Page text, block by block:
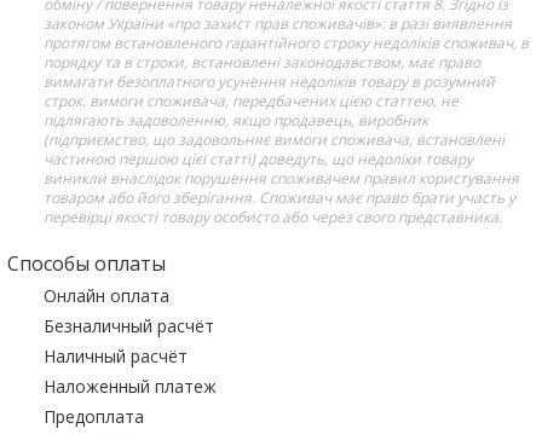
обміну / повернення товару неналежної якості стаття 8. Згідно із
законом України «про захист прав споживачів»: в разі виявлення
протягом встановленого гарантійного строку недоліків споживач, в
порядку та в строки, встановлені законодавством, має право
вимагати безоплатного усунення недоліків товару в розумний
строк. вимоги споживача, передбачених цією статтею, не
підлягають задоволенню, якщо продавець, виробник
(підприємство, що задовольняє вимоги споживача, встановлені
частиною першою цієї статті) доведуть, що недоліки товару
виникли внаслідок порушення споживачем правил користування
товаром або його зберігання. Споживач має право брати участь у
перевірці якості товару особисто або через свого представника.
Способы оплаты
Онлайн оплата
Безналичный расчёт
Наличный расчёт
Наложенный платеж
Предоплата